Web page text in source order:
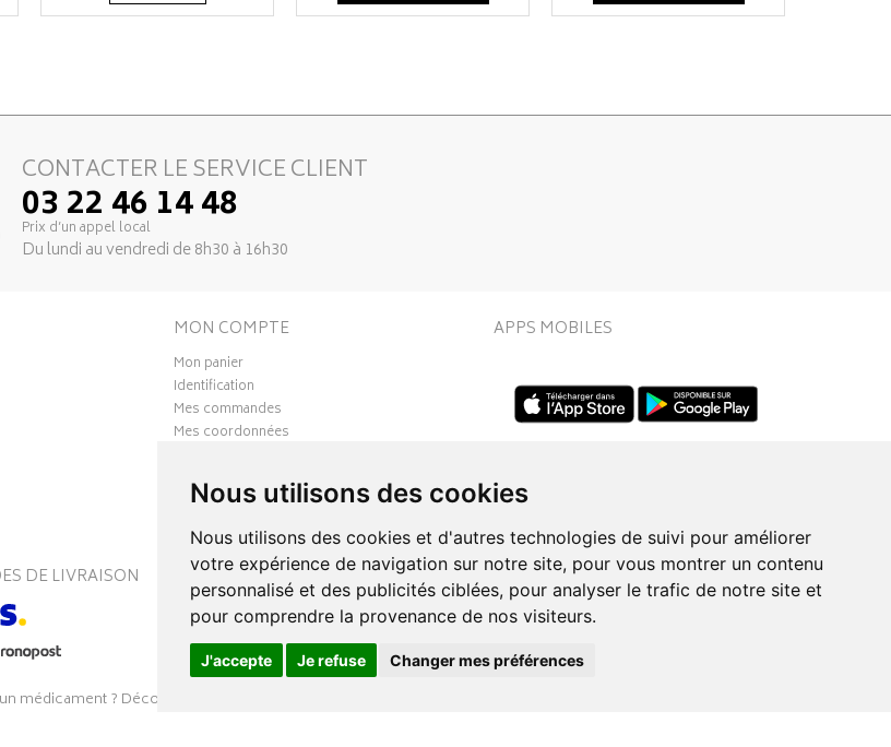
Nous utilisons des cookies
Nous utilisons des cookies et d'autres technologies de suivi pour améliorer
votre expérience de navigation sur notre site, pour vous montrer un contenu
personnalisé et des publicités ciblées, pour analyser le trafic de notre site et
pour comprendre la provenance de nos visiteurs.
J'accepte Je refuse Changer mes préférences
CONTACTER LE SERVICE CLIENT
03 22 46 14 48
Prix d’un appel local
Du lundi au vendredi de 8h30 à 16h30
MON COMPTE
Mon panier
Identification
Mes commandes
Mes coordonnées
Mes favoris
Mes préférences Cookies
APPS MOBILES
DE LIVRAISON SUIVEZ-NOUS SUR
médicament ? Découvrez la pharmacie en ligne Pharmaleo.fr